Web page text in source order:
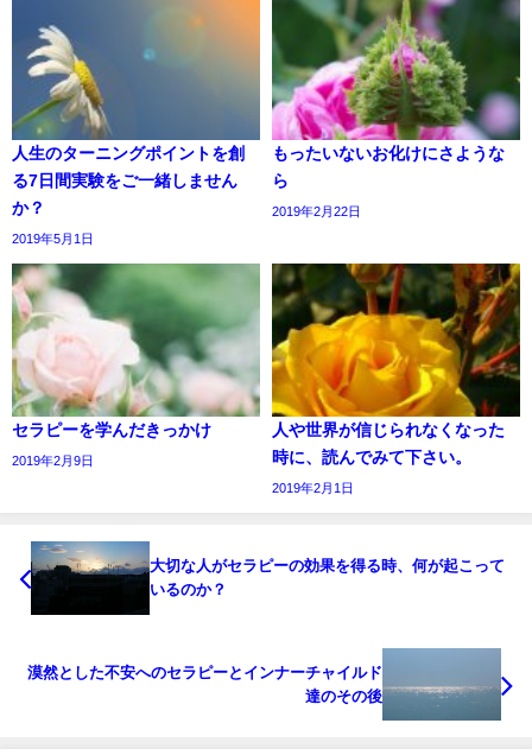
人生のターニングポイントを創
る7日間実験をご一緒しません
か？
2019年5月1日
もったいないお化けにさような
ら
2019年2月22日
セラピーを学んだきっかけ
2019年2月9日
人や世界が信じられなくなった
時に、読んでみて下さい。
2019年2月1日
大切な人がセラピーの効果を得る時、何が起こって
いるのか？
漠然とした不安へのセラピーとインナーチャイルド
達のその後